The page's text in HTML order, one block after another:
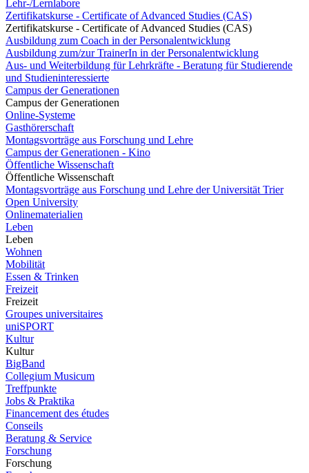
Lehr-/Lernlabore
Zertifikatskurse - Certificate of Advanced Studies (CAS)
Zertifikatskurse - Certificate of Advanced Studies (CAS)
Ausbildung zum Coach in der Personalentwicklung
Ausbildung zum/zur TrainerIn in der Personalentwicklung
Aus- und Weiterbildung für Lehrkräfte - Beratung für Studierende
und Studieninteressierte
Campus der Generationen
Campus der Generationen
Online-Systeme
Gasthörerschaft
Montagsvorträge aus Forschung und Lehre
Campus der Generationen - Kino
Öffentliche Wissenschaft
Öffentliche Wissenschaft
Montagsvorträge aus Forschung und Lehre der Universität Trier
Open University
Onlinematerialien
Leben
Leben
Wohnen
Mobilität
Essen & Trinken
Freizeit
Freizeit
Groupes universitaires
uniSPORT
Kultur
Kultur
BigBand
Collegium Musicum
Treffpunkte
Jobs & Praktika
Financement des études
Conseils
Beratung & Service
Forschung
Forschung